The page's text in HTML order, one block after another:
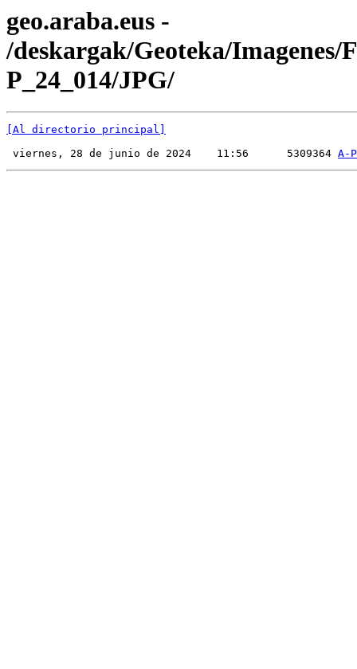
geo.araba.eus -
/deskargak/Geoteka/Imagenes/
P_24_014/JPG/
[Al directorio principal]
viernes, 28 de junio de 2024    11:56      5309364 A-